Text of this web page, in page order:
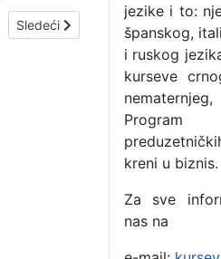
Sledeći članak: OBILJEŽEN DAN
Sledeći
jezike i to:
španskog,
i ruskog
kurseve
kreni u biznis.
Za sve
nas na